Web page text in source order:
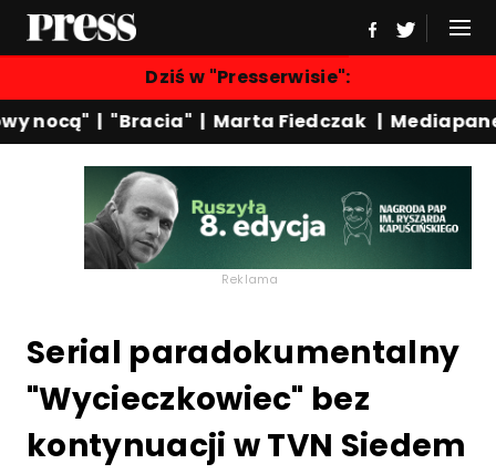
Dziś w "Presserwisie":
nocą"|"Bracia"| Marta Fiedczak|Mediapanel
Reklama
Serial paradokumentalny
"Wycieczkowiec" bez
kontynuacji w TVN Siedem